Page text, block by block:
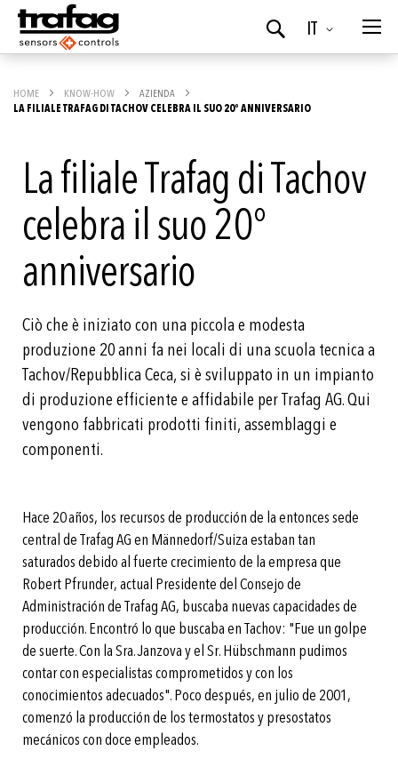
Lingua
IT
Ricerca
HOME KNOW-HOW
AZIENDA
LA FILIALE TRAFAG DI TACHOV CELEBRA IL SUO 20° ANNIVERSARIO
La filiale Trafag di Tachov
celebra il suo 20°
anniversario
Ciò che è iniziato con una piccola e modesta
produzione 20 anni fa nei locali di una scuola tecnica a
Tachov/Repubblica Ceca, si è sviluppato in un impianto
di produzione efficiente e affidabile per Trafag AG. Qui
vengono fabbricati prodotti finiti, assemblaggi e
componenti.
Hace 20 años, los recursos de producción de la entonces sede
central de Trafag AG en Männedorf/Suiza estaban tan
saturados debido al fuerte crecimiento de la empresa que
Robert Pfrunder, actual Presidente del Consejo de
Administración de Trafag AG, buscaba nuevas capacidades de
producción. Encontró lo que buscaba en Tachov: "Fue un golpe
de suerte. Con la Sra. Janzova y el Sr. Hübschmann pudimos
contar con especialistas comprometidos y con los
conocimientos adecuados". Poco después, en julio de 2001,
comenzó la producción de los termostatos y presostatos
mecánicos con doce empleados.